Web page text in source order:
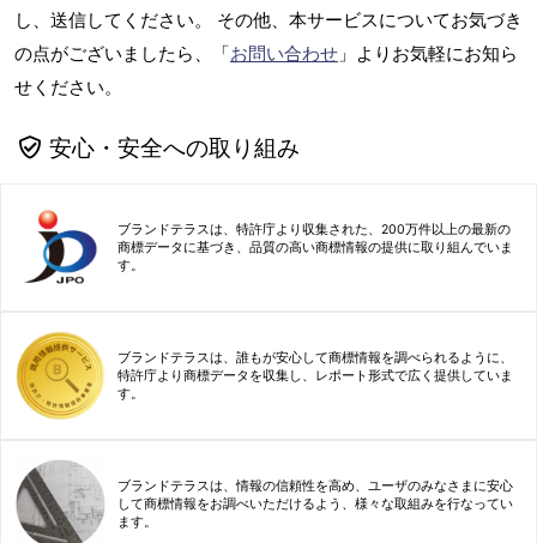
し、送信してください。 その他、本サービスについてお気づき
の点がございましたら、「お問い合わせ 」よりお気軽にお知ら
せください。
安心・安全への取り組み
ブランドテラスは、特許庁より収集された、200万件以上の最新の
商標データに基づき、品質の高い商標情報の提供に取り組んでいま
す。
ブランドテラスは、誰もが安心して商標情報を調べられるように、
特許庁より商標データを収集し、レポート形式で広く提供していま
す。
ブランドテラスは、情報の信頼性を高め、ユーザのみなさまに安心
して商標情報をお調べいただけるよう、様々な取組みを行なってい
ます。